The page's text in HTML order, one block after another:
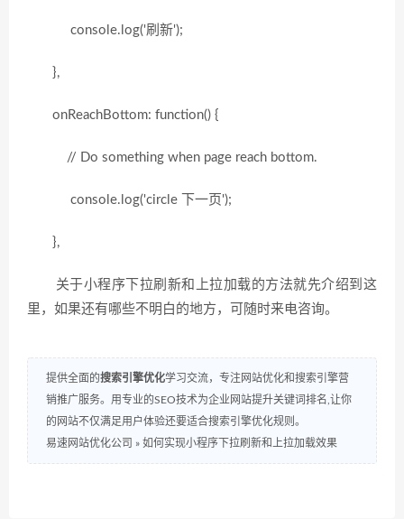
console.log('刷新');
},
onReachBottom: function() {
// Do something when page reach bottom.
console.log('circle 下一页');
},
关于小程序下拉刷新和上拉加载的方法就先介绍到这
里，如果还有哪些不明白的地方，可随时来电咨询。
提供全面的搜索引擎优化学习交流，专注网站优化和搜索引擎营
销推广服务。用专业的SEO技术为企业网站提升关键词排名,让你
的网站不仅满足用户体验还要适合搜索引擎优化规则。
易速网站优化公司 » 如何实现小程序下拉刷新和上拉加载效果